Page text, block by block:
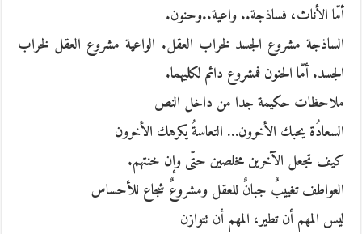
أمّا الأناث، فساذجة.. واعية..وحنون.
الساذجة مشروع الجسد لخراب العقل. الواعية مشروع العقل لخراب
الجسد. أمّا الحنون فمشروع دائم لكليهما.
ملاحظات حكيمة جدا من داخل النص
السعادُة يحبك الأخرون… التعاسةُ يكرهك الأخرون
كيف تجعل الآخرين مخلصين حتّى وإن خنتهم.
العواطف تغييبٌ جبانٌ للعقل ومشروعٌ شجاع للأحساس
ليس المهم أن تطير، المهم أن تتوازن